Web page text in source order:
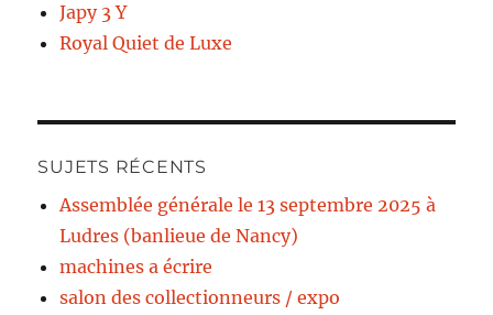
Japy 3 Y
Royal Quiet de Luxe
SUJETS RÉCENTS
Assemblée générale le 13 septembre 2025 à
Ludres (banlieue de Nancy)
machines a écrire
salon des collectionneurs / expo